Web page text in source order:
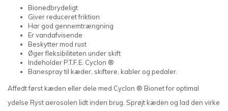
Bionedbrydeligt
Giver reduceret friktion
Har god gennemtrængning
Er vandafvisende
Beskytter mod rust
Øger fleksibiliteten under skift
Indeholder P.T.F.E. Cyclon ®
Banespray til kæder, skiftere, kabler og pedaler.
Affedt først kæden eller dele med Cyclon ® Bionet for optimal
ydelse Ryst aerosolen lidt inden brug. Sprøjt kæden og lad den virke